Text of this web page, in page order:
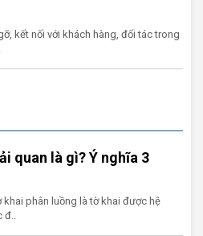
kết nối với khách hàng, đối tác trong
quan là gì? Ý nghĩa 3
khai phân luồng là tờ khai được hệ